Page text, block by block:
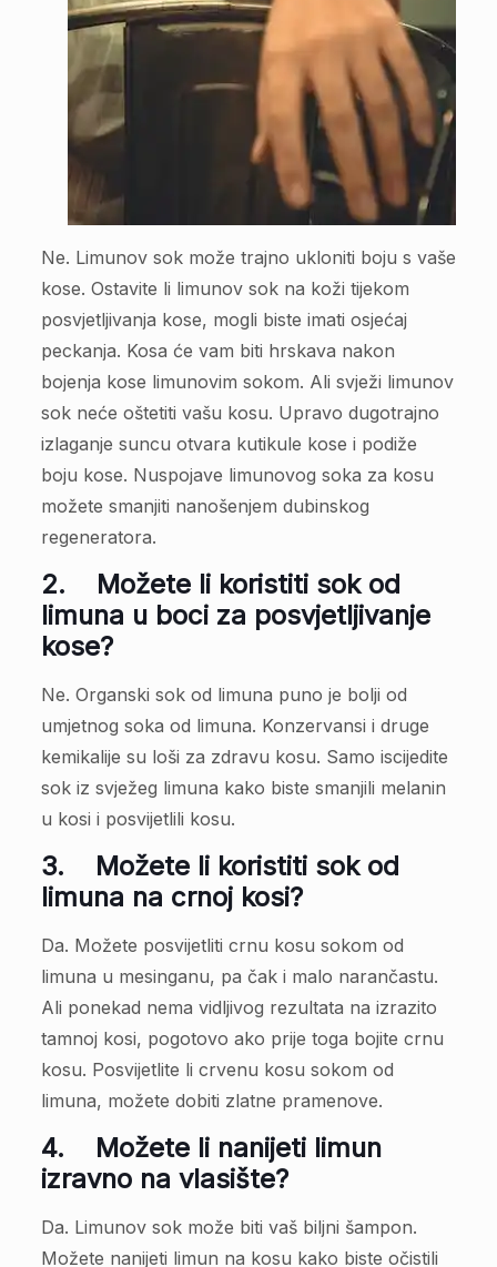
Ne. Limunov sok može trajno ukloniti boju s vaše
kose. Ostavite li limunov sok na koži tijekom
posvjetljivanja kose, mogli biste imati osjećaj
peckanja. Kosa će vam biti hrskava nakon
bojenja kose limunovim sokom. Ali svježi limunov
sok neće oštetiti vašu kosu. Upravo dugotrajno
izlaganje suncu otvara kutikule kose i podiže
boju kose. Nuspojave limunovog soka za kosu
možete smanjiti nanošenjem dubinskog
regeneratora.
2. Možete li koristiti sok od
limuna u boci za posvjetljivanje
kose?
Ne. Organski sok od limuna puno je bolji od
umjetnog soka od limuna. Konzervansi i druge
kemikalije su loši za zdravu kosu. Samo iscijedite
sok iz svježeg limuna kako biste smanjili melanin
u kosi i posvijetlili kosu.
3. Možete li koristiti sok od
limuna na crnoj kosi?
Da. Možete posvijetliti crnu kosu sokom od
limuna u mesinganu, pa čak i malo narančastu.
Ali ponekad nema vidljivog rezultata na izrazito
tamnoj kosi, pogotovo ako prije toga bojite crnu
kosu. Posvijetlite li crvenu kosu sokom od
limuna, možete dobiti zlatne pramenove.
4. Možete li nanijeti limun
izravno na vlasište?
Da. Limunov sok može biti vaš biljni šampon.
Možete nanijeti limun na kosu kako biste očistili